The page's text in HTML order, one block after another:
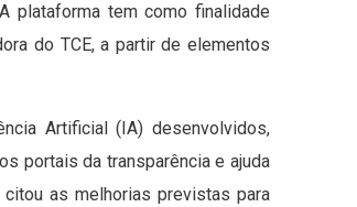
plataforma tem como finalidade
do TCE, a partir de elementos
Artificial (IA) desenvolvidos,
portais da transparência e ajuda
as melhorias previstas para